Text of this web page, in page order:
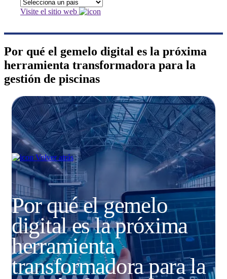
Visite el sitio web
Por qué el gemelo digital es la próxima
herramienta transformadora para la
gestión de piscinas
Volver atrás
Por qué el gemelo
digital es la próxima
herramienta
transformadora para la